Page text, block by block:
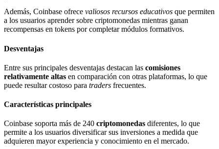
Además, Coinbase ofrece valiosos recursos educativos que permiten
a los usuarios aprender sobre criptomonedas mientras ganan
recompensas en tokens por completar módulos formativos.
Desventajas
Entre sus principales desventajas destacan las comisiones
relativamente altas en comparación con otras plataformas, lo que
puede resultar costoso para traders frecuentes.
Características principales
Coinbase soporta más de 240 criptomonedas diferentes, lo que
permite a los usuarios diversificar sus inversiones a medida que
adquieren mayor experiencia y conocimiento en el mercado.